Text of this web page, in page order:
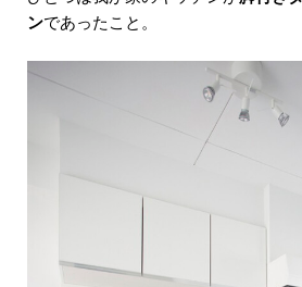
ンであったこと。